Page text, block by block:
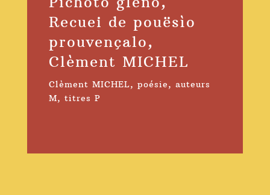
Recuei de pouësìo
prouvençalo,
Clèment MICHEL
Clèment MICHEL, poésie, auteurs
M, titres P